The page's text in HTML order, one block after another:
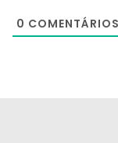
0 COMENTÁRIOS